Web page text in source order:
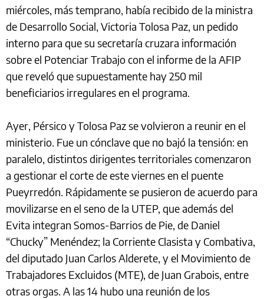
miércoles, más temprano, había recibido de la ministra
de Desarrollo Social, Victoria Tolosa Paz, un pedido
interno para que su secretaría cruzara información
sobre el Potenciar Trabajo con el informe de la AFIP
que reveló que supuestamente hay 250 mil
beneficiarios irregulares en el programa.
Ayer, Pérsico y Tolosa Paz se volvieron a reunir en el
ministerio. Fue un cónclave que no bajó la tensión: en
paralelo, distintos dirigentes territoriales comenzaron
a gestionar el corte de este viernes en el puente
Pueyrredón. Rápidamente se pusieron de acuerdo para
movilizarse en el seno de la UTEP, que además del
Evita integran Somos-Barrios de Pie, de Daniel
“Chucky” Menéndez; la Corriente Clasista y Combativa,
del diputado Juan Carlos Alderete, y el Movimiento de
Trabajadores Excluidos (MTE), de Juan Grabois, entre
otras orgas. A las 14 hubo una reunión de los